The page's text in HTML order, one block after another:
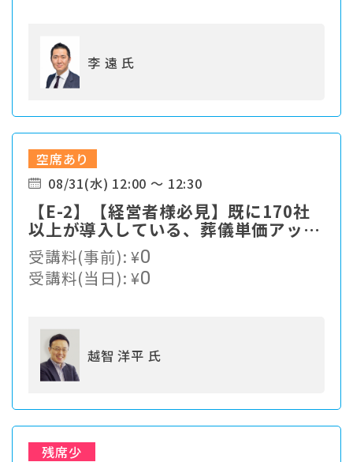
李 遠 氏
空席あり
08/31(水) 12:00 ～ 12:30
【E-2】【経営者様必見】既に170社
以上が導入している、葬儀単価アップ
の仕組みをご紹介
受講料(事前):¥0
受講料(当日):¥0
越智 洋平 氏
残席少